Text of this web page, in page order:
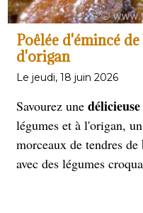
Poêlée d'émincé
d'origan
Le jeudi, 18 juin 2026
Savourez une délicieuse
légumes et à l'origan,
morceaux de tendres de
avec des légumes